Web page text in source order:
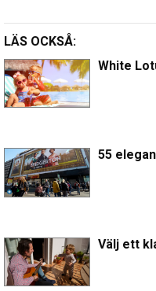
LÄS OCKSÅ:
White
55
Välj ett